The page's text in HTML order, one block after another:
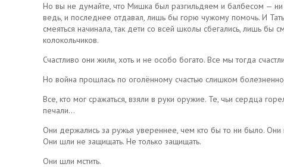
Но вы не думайте, что Мишка был разгильдяем и балбесом —
ведь, и последнее отдавал, лишь бы горю чужому помочь. И
смеяться начинала, так дети со всей школы сбегались, лишь
колокольчиков.
Счастливо они жили, хоть и не особо богато. Все мы тогда
Но война прошлась по оголённому счастью слишком
Все, кто мог сражаться, взяли в руки оружие. Те, чьи сердца
печали…
Они держались за ружья увереннее, чем кто бы то ни было. Они
Они шли не защищать. Не только защищать.
Они шли мстить.